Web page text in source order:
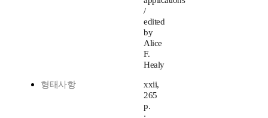
/
edited
by
Alice
F.
Healy
형태사항
xxii,
265
p.